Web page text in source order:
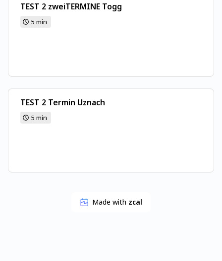
TEST 2 zweiTERMINE Togg
5 min
TEST 2 Termin Uznach
5 min
Made with zcal